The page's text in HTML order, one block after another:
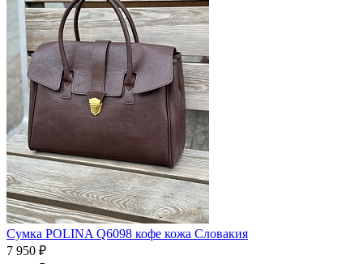
Сумка POLINA Q6098 кофе кожа Словакия
7 950 ₽